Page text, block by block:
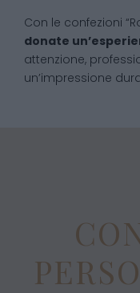
Con le confezioni
donate
attenzione,
un’impressione